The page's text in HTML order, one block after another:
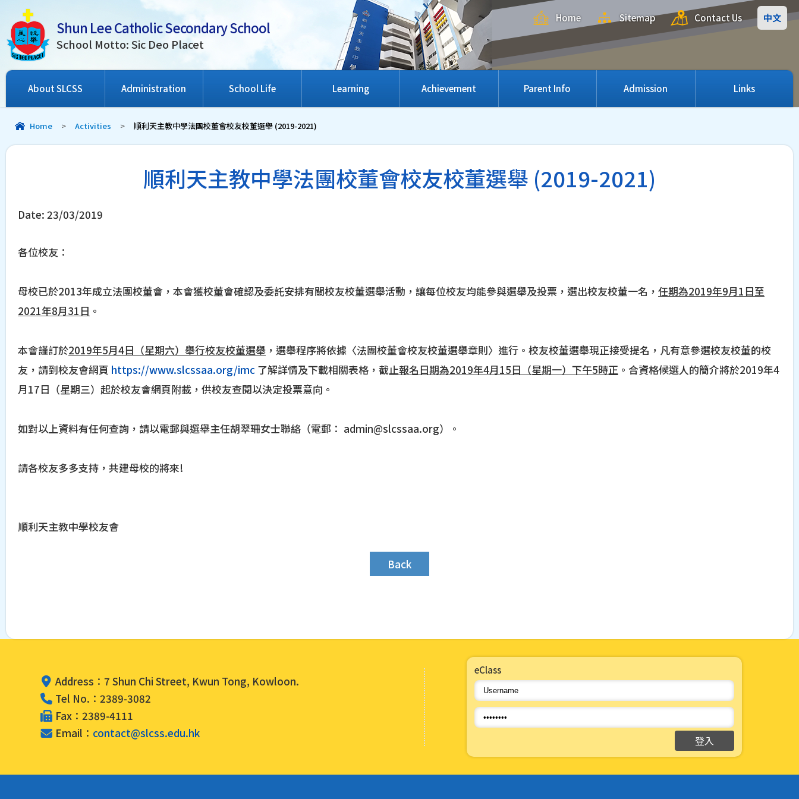
Shun Lee Catholic Secondary School
School Motto: Sic Deo Placet
Home Sitemap Contact Us 中文
About SLCSS Administration School Life Learning Achievement Parent Info Admission Links
Home > Activities > 順利天主教中學法團校董會校友校董選舉 (2019-2021)
順利天主教中學法團校董會校友校董選舉 (2019-2021)
Date: 23/03/2019
各位校友：
母校已於2013年成立法團校董會，本會獲校董會確認及委託安排有關校友校董選舉活動，讓每位校友均能參與選舉及投票，選出校友校董一名， 任期為2019年9月1日至
2021年8月31日 。
本會謹訂於2019年5月4日（星期六）舉行校友校董選舉 ，選舉程序將依據〈法團校董會校友校董選舉章則〉進行。校友校董選舉現正接受提名，凡有意參選校友校董的校
友，請到校友會網頁 https://www.slcssaa.org/imc 了解詳情及下載相關表格，截止報名日期為2019年4月15日（星期一）下午5時正 。合資格候選人的簡介將於2019年4
月17日（星期三）起於校友會網頁附載，供校友查閱以決定投票意向。
如對以上資料有任何查詢，請以電郵與選舉主任胡翠珊女士聯絡（電郵： admin@slcssaa.org）。
請各校友多多支持，共建母校的將來!
順利天主教中學校友會
Back
Address：7 Shun Chi Street, Kwun Tong, Kowloon.
Tel No.：2389-3082
Fax：2389-4111
Email： contact@slcss.edu.hk
eClass